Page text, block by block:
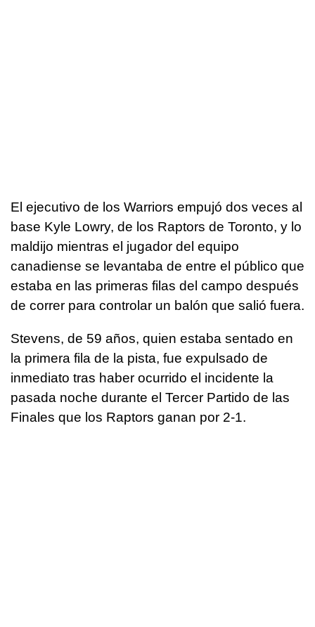
El ejecutivo de los Warriors empujó dos veces al
base Kyle Lowry, de los Raptors de Toronto, y lo
maldijo mientras el jugador del equipo
canadiense se levantaba de entre el público que
estaba en las primeras filas del campo después
de correr para controlar un balón que salió fuera.
Stevens, de 59 años, quien estaba sentado en
la primera fila de la pista, fue expulsado de
inmediato tras haber ocurrido el incidente la
pasada noche durante el Tercer Partido de las
Finales que los Raptors ganan por 2-1.